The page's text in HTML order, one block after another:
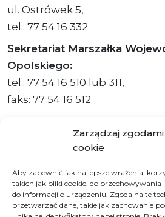
Zarządzaj
cookie
Aby zapewnić jak najlepsze wrażenia,
takich jak pliki cookie, do
do informacji o urządzeniu. Zgoda na te
przetwarzać dane, takie jak zachowanie
ul. Ostrówek 5,
tel.: 77 54 16 332
Sekretariat Marszałka
Opolskiego:
tel.: 77 54 16 510 lub 311,
faks: 77 54 16 512
Adres do e-
Urzędu: AE:PL-66703-73759-